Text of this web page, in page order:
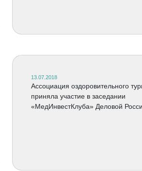
13.07.2018
Ассоциация оздоровительного
приняла участие в заседании
«МедИнвестКлуба» Деловой